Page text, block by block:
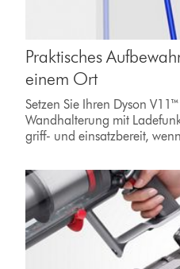
Praktisches
einem Ort
Setzen Sie Ihren Dyson
Wandhalterung mit
griff- und einsatzbereit,